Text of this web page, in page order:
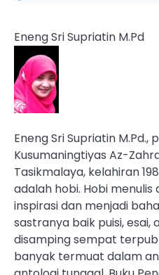
Eneng Sri Supriatin M.Pd
Eneng Sri Supriatin
Kusumaningtiyas Az-
Tasikmalaya, kelahiran
adalah hobi. Hobi
inspirasi dan menjadi
sastranya baik puisi, esai,
disamping sempat
banyak termuat dalam